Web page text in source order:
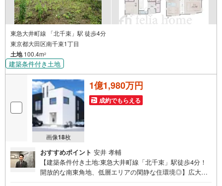
東急大井町線 「北千束」駅 徒歩4分
東京都大田区南千束1丁目
土地100.4m2
建築条件付き土地
画像18枚
1億1,980万円
成約でもらえる
おすすめポイント 安井 孝輔
【建築条件付き土地:東急大井町線「北千束」駅徒歩4分！
開放的な南東角地、低層エリアの閑静な住環境◎】広大な